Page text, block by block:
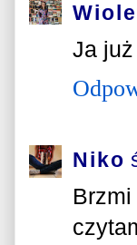
Ja
Niko